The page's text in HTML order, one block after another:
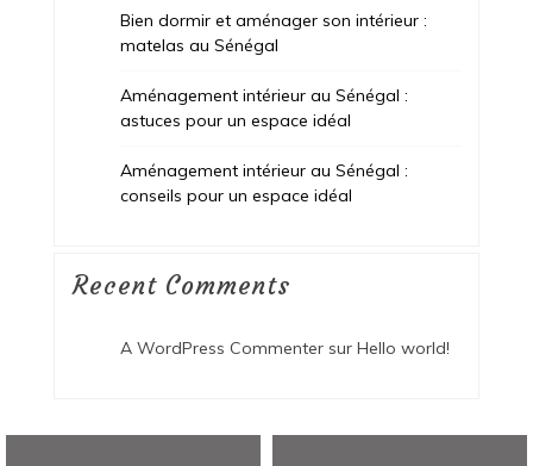
Bien dormir et aménager son intérieur :
matelas au Sénégal
Aménagement intérieur au Sénégal :
astuces pour un espace idéal
Aménagement intérieur au Sénégal :
conseils pour un espace idéal
Recent Comments
A WordPress Commentersur Hello world!